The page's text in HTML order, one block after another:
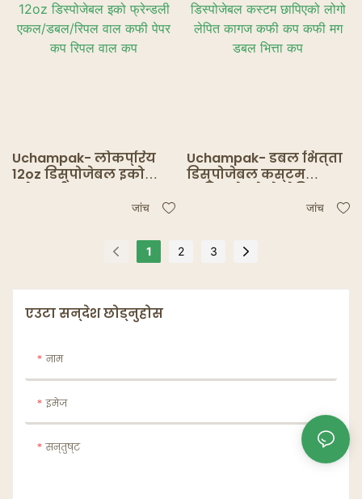
Uchampak- लोकप्रिय
12oz डिस्पोजेबल इको
रिपल वाल कफी पेपर कप
जांच
Uchampak- डबल भित्ता
डिस्पोजेबल कस्टम
कागज कफी कप कफी मग
जांच
1 2 3
एउटा सन्देश छोड्नुहोस
नाम
इमेज
सन्तुष्ट